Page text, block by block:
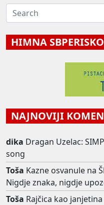
HIMNA
NAJNOVIJI
dika Dragan Uzelac:
song
Toša Kazne osvanule na
Nigdje znaka, nigdje
Toša Rajčica kao janjetina